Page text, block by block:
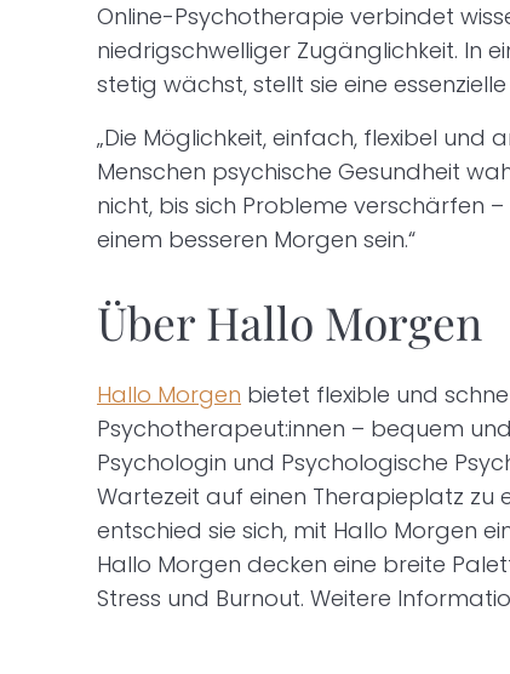
Online-Psychotherapie verbindet
niedrigschwelliger Zugänglichkeit. In
stetig wächst, stellt sie eine
„Die Möglichkeit, einfach, flexibel
Menschen psychische Gesundheit
nicht, bis sich Probleme verschärfen
einem besseren Morgen sein.“
Über Hallo Morgen
Hallo Morgen bietet flexible und
Psychotherapeut:innen – bequem
Psychologin und Psychologische
Wartezeit auf einen Therapieplatz zu
entschied sie sich, mit Hallo Morgen
Hallo Morgen decken eine breite
Stress und Burnout. Weitere